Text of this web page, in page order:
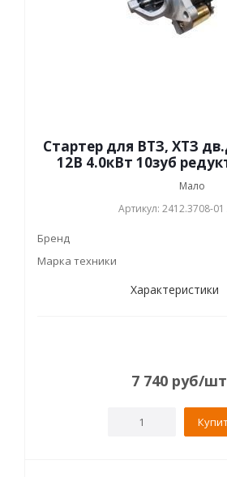
Стартер для ВТЗ, ХТЗ дв.Д 144, 21А1 /
12В 4.0кВт 10зуб
Мало
Артикул: 2412.3708-01
Бренд
Марка техники
Характеристики
7 740руб/шт